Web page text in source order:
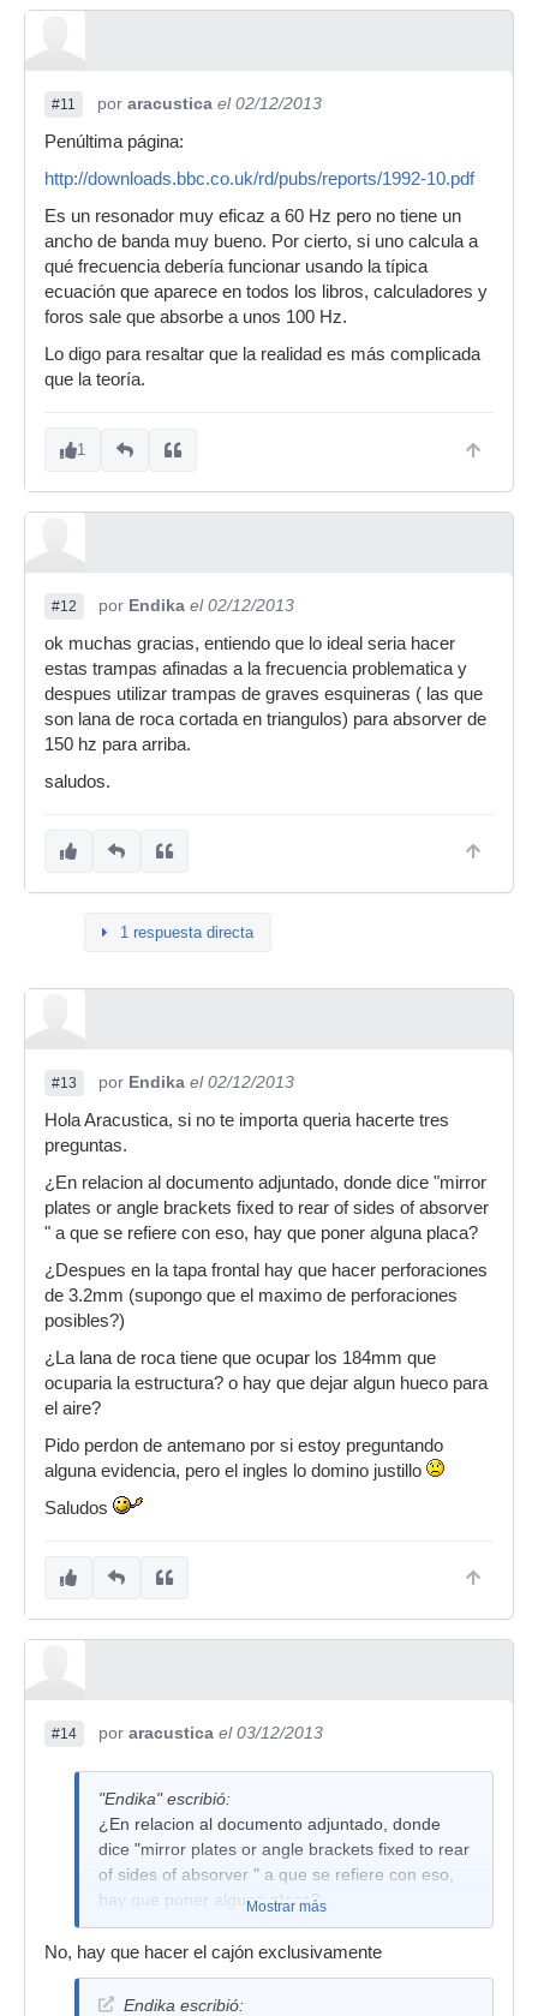
#11 por aracustica el 02/12/2013
Penúltima página:
http://downloads.bbc.co.uk/rd/pubs/reports/1992-10.pdf
Es un resonador muy eficaz a 60 Hz pero no tiene un
ancho de banda muy bueno. Por cierto, si uno calcula a
qué frecuencia debería funcionar usando la típica
ecuación que aparece en todos los libros, calculadores y
foros sale que absorbe a unos 100 Hz.
Lo digo para resaltar que la realidad es más complicada
que la teoría.
1
#12 por Endika el 02/12/2013
ok muchas gracias, entiendo que lo ideal seria hacer
estas trampas afinadas a la frecuencia problematica y
despues utilizar trampas de graves esquineras ( las que
son lana de roca cortada en triangulos) para absorver de
150 hz para arriba.
saludos.
1 respuesta directa
#13 por Endika el 02/12/2013
Hola Aracustica, si no te importa queria hacerte tres
preguntas.
¿En relacion al documento adjuntado, donde dice "mirror
plates or angle brackets fixed to rear of sides of absorver
" a que se refiere con eso, hay que poner alguna placa?
¿Despues en la tapa frontal hay que hacer perforaciones
de 3.2mm (supongo que el maximo de perforaciones
posibles?)
¿La lana de roca tiene que ocupar los 184mm que
ocuparia la estructura? o hay que dejar algun hueco para
el aire?
Pido perdon de antemano por si estoy preguntando
alguna evidencia, pero el ingles lo domino justillo
Saludos
#14 por aracustica el 03/12/2013
"Endika" escribió:
¿En relacion al documento adjuntado, donde
dice "mirror plates or angle brackets fixed to rear
of sides of absorver " a que se refiere con eso,
hay que poner alguna placa?
Mostrar más
No, hay que hacer el cajón exclusivamente
Endika escribió: